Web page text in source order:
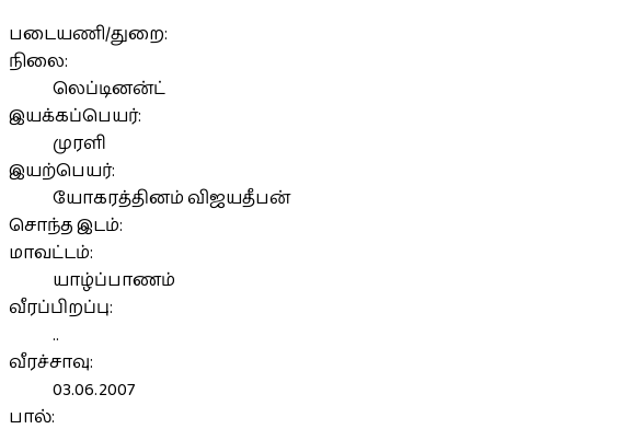
படையணி/துறை:
நிலை:
லெப்டினன்ட்
இயக்கப்பெயர்:
முரளி
இயற்பெயர்:
யோகரத்தினம் விஜயதீபன்
சொந்த இடம்:
மாவட்டம்:
யாழ்ப்பாணம்
வீரப்பிறப்பு:
..
வீரச்சாவு:
03.06.2007
பால்: